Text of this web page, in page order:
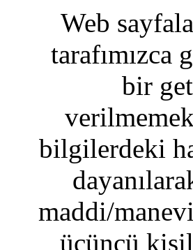
Web
bir
bilgilerdeki
maddi/
üçüncü